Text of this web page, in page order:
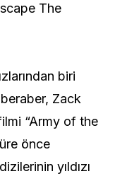
The
biri
Zack
“Army of the
önce
yıldızı